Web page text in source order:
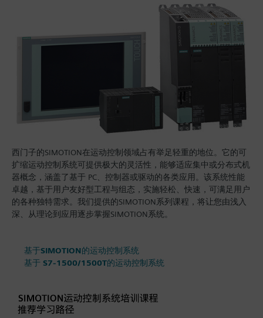
西门子的SIMOTION在运动控制领域占有举足轻重的地位。它的可
扩缩运动控制系统可提供极大的灵活性，能够适应集中或分布式机
器概念，涵盖了基于 PC、控制器或驱动的各类应用。该系统性能
卓越，基于用户友好型工程与组态，实施轻松、快速，可满足用户
的各种独特需求。我们提供的SIMOTION系列课程，将让您由浅入
深、从理论到应用逐步掌握SIMOTION系统。
基于SIMOTION的运动控制系统
基于 S7-1500/1500T的运动控制系统